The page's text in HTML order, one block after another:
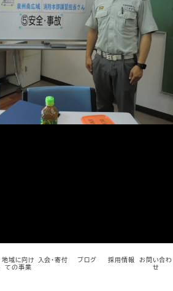
メ
イ
コ
ン
テ
地域に向け
ての事業
入会・寄付 ブログ 採用情報 お問い合わ
せ